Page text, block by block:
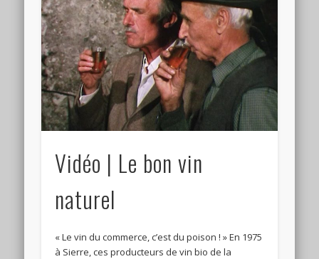
Connexion
Flux des publications
Flux des commentaires
Site de WordPress-FR
Vidéo | Le bon vin
naturel
« Le vin du commerce, c’est du poison ! » En 1975
à Sierre, ces producteurs de vin bio de la